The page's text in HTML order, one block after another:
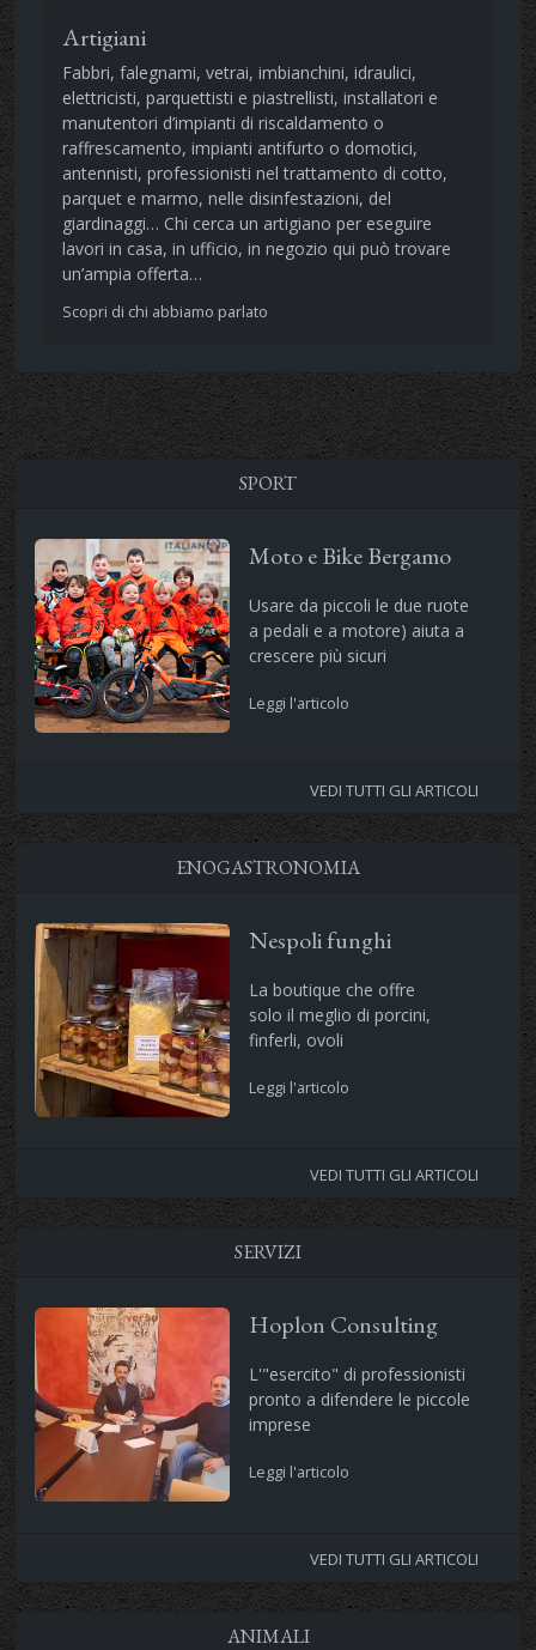
Artigiani
Fabbri, falegnami, vetrai, imbianchini, idraulici,
elettricisti, parquettisti e piastrellisti, installatori e
manutentori d’impianti di riscaldamento o
raffrescamento, impianti antifurto o domotici,
antennisti, professionisti nel trattamento di cotto,
parquet e marmo, nelle disinfestazioni, del
giardinaggi… Chi cerca un artigiano per eseguire
lavori in casa, in ufficio, in negozio qui può trovare
un’ampia offerta…
Scopri di chi abbiamo parlato
SPORT
Moto e Bike Bergamo
Usare da piccoli le due ruote
a pedali e a motore) aiuta a
crescere più sicuri
Leggi l'articolo
VEDI TUTTI GLI ARTICOLI
ENOGASTRONOMIA
Nespoli funghi
La boutique che offre
solo il meglio di porcini,
finferli, ovoli
Leggi l'articolo
VEDI TUTTI GLI ARTICOLI
SERVIZI
Hoplon Consulting
L'"esercito" di professionisti
pronto a difendere le piccole
imprese
Leggi l'articolo
VEDI TUTTI GLI ARTICOLI
ANIMALI